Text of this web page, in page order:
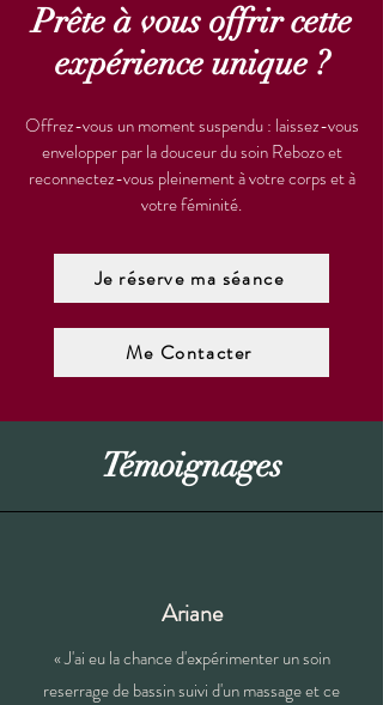
Prête à vous offrir cette
expérience unique ?
Offrez-vous un moment suspendu : laissez-vous
envelopper par la douceur du soin Rebozo et
reconnectez-vous pleinement à votre corps et à
votre féminité.
Je réserve ma séance
Me Contacter
Témoignages
Ariane
« J'ai eu la chance d'expérimenter un soin
reserrage de bassin suivi d'un massage et ce